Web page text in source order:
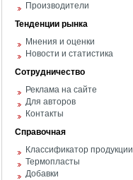
Производители
Тенденции рынка
Мнения и оценки
Новости и статистика
Сотрудничество
Реклама на сайте
Для авторов
Контакты
Справочная
Классификатор продукции
Термопласты
Добавки